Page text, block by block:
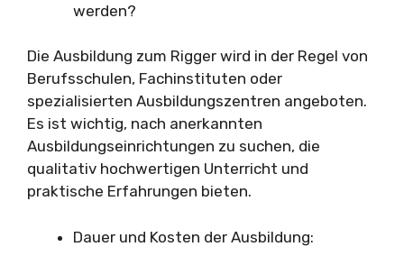
werden?
Die Ausbildung zum Rigger wird in der Regel von
Berufsschulen, Fachinstituten oder
spezialisierten Ausbildungszentren angeboten.
Es ist wichtig, nach anerkannten
Ausbildungseinrichtungen zu suchen, die
qualitativ hochwertigen Unterricht und
praktische Erfahrungen bieten.
Dauer und Kosten der Ausbildung: